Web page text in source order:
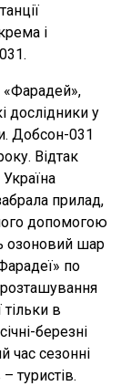
і
«Фарадей»,
дослідники у
Добсон-031
Відтак
прилад,
допомогою
озоновий шар
по
в
березні
час сезонні
туристів.